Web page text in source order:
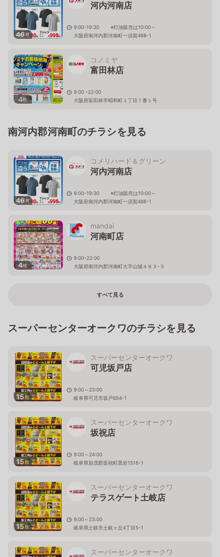
46枚
河内河南店
9:00-19:30 ※灯油販売は10:00～
大阪府南河内郡河南町一須賀488-1
4枚
コノミヤ
富田林店
9:00 -22:00
大阪府富田林市昭和町１丁目７番１号
南河内郡河南町のチラシを見る
46枚
コメリハード＆グリーン
河内河南店
9:00-19:30 ※灯油販売は10:00～
大阪府南河内郡河南町一須賀488-1
4枚
mandai
河南町店
9:00-22:00
大阪府南河内郡河南町大字山城４８３-３
すべて見る
スーパーセンターオークワのチラシを見る
15枚
スーパーセンターオークワ
可児坂戸店
9:00～23:00
岐阜県可児市坂戸654-1
15枚
スーパーセンターオークワ
坂祝店
9:00～24:00
岐阜県加茂郡坂祝町黒岩1516-1
15枚
スーパーセンターオークワ
テラスゲート土岐店
9:00～23:00
岐阜県土岐市土岐ヶ丘4丁目5-1
スーパーセンターオークワ